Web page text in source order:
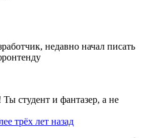
недавно начал писать
студент и фантазер, а не
трёх лет назад